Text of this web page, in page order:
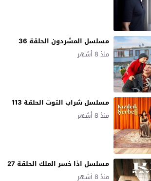
مسلسل المشردون الحلقة 36
منذ 8 أشهر
مسلسل شراب التوت الحلقة 113
منذ 8 أشهر
مسلسل اذا خسر الملك الحلقة 27
منذ 8 أشهر